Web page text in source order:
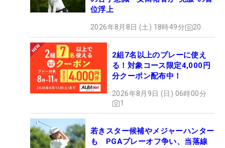
位浮上
2026年8月8日 (土) 18時49分 20
2組7名以上のプレーに使え
る！対象コース限定4,000円
分クーポン配布中！
2026年8月9日 (日) 06時00分
1
若きスター候補やメジャーハンター
も PGAプレーオフ争い、当落線